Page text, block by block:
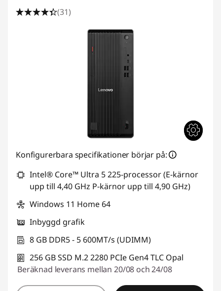
(31)
Konfigurerbara specifikationer börjar på:
Intel® Core™ Ultra 5 225-processor (E-kärnor
upp till 4,40 GHz P-kärnor upp till 4,90 GHz)
Windows 11 Home 64
Inbyggd grafik
8 GB DDR5 - 5 600MT/s (UDIMM)
256 GB SSD M.2 2280 PCIe Gen4 TLC Opal
Beräknad leverans mellan 20/08 och 24/08